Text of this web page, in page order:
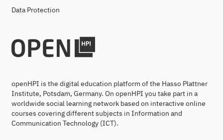
Data Protection
openHPI is the digital education platform of the Hasso Plattner
Institute, Potsdam, Germany. On openHPI you take part in a
worldwide social learning network based on interactive online
courses covering different subjects in Information and
Communication Technology (ICT).